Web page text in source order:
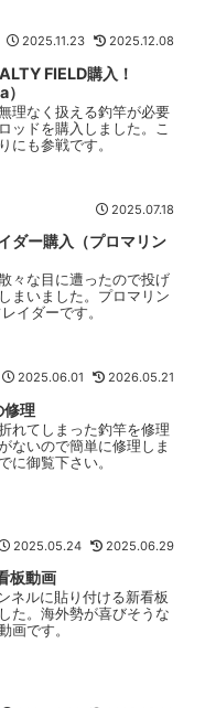
2025.11.23 2025.12.08
FIELD購入！
理なく扱える釣竿が必要
ッドを購入しました。こ
にも参戦です。
2025.07.18
ダー購入（プロマリン
々な目に遭ったので投げ
まいました。プロマリン
イダーです。
2025.06.01 2026.05.21
修理
れてしまった釣竿を修理
ないので簡単に修理しま
に御覧下さい。
2025.05.24 2025.06.29
板動画
ネルに貼り付ける新看板
た。海外勢が喜びそうな
画です。